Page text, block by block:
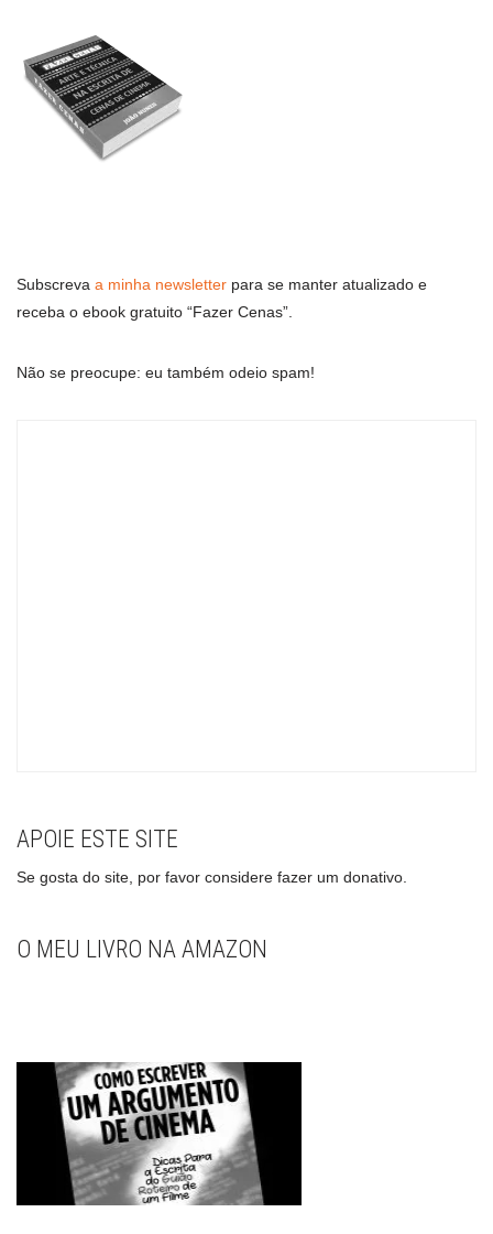
Subscreva a minha newsletter para se manter atualizado e
receba o ebook gratuito “Fazer Cenas”.
Não se preocupe: eu também odeio spam!
APOIE ESTE SITE
Se gosta do site, por favor considere fazer um donativo.
O MEU LIVRO NA AMAZON